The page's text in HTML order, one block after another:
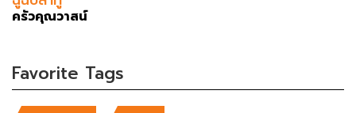
ครัวคุณวาสน์
Favorite Tags